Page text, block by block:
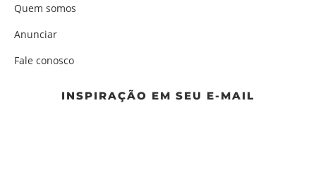
Quem somos
Anunciar
Fale conosco
INSPIRAÇÃO EM SEU E-MAIL